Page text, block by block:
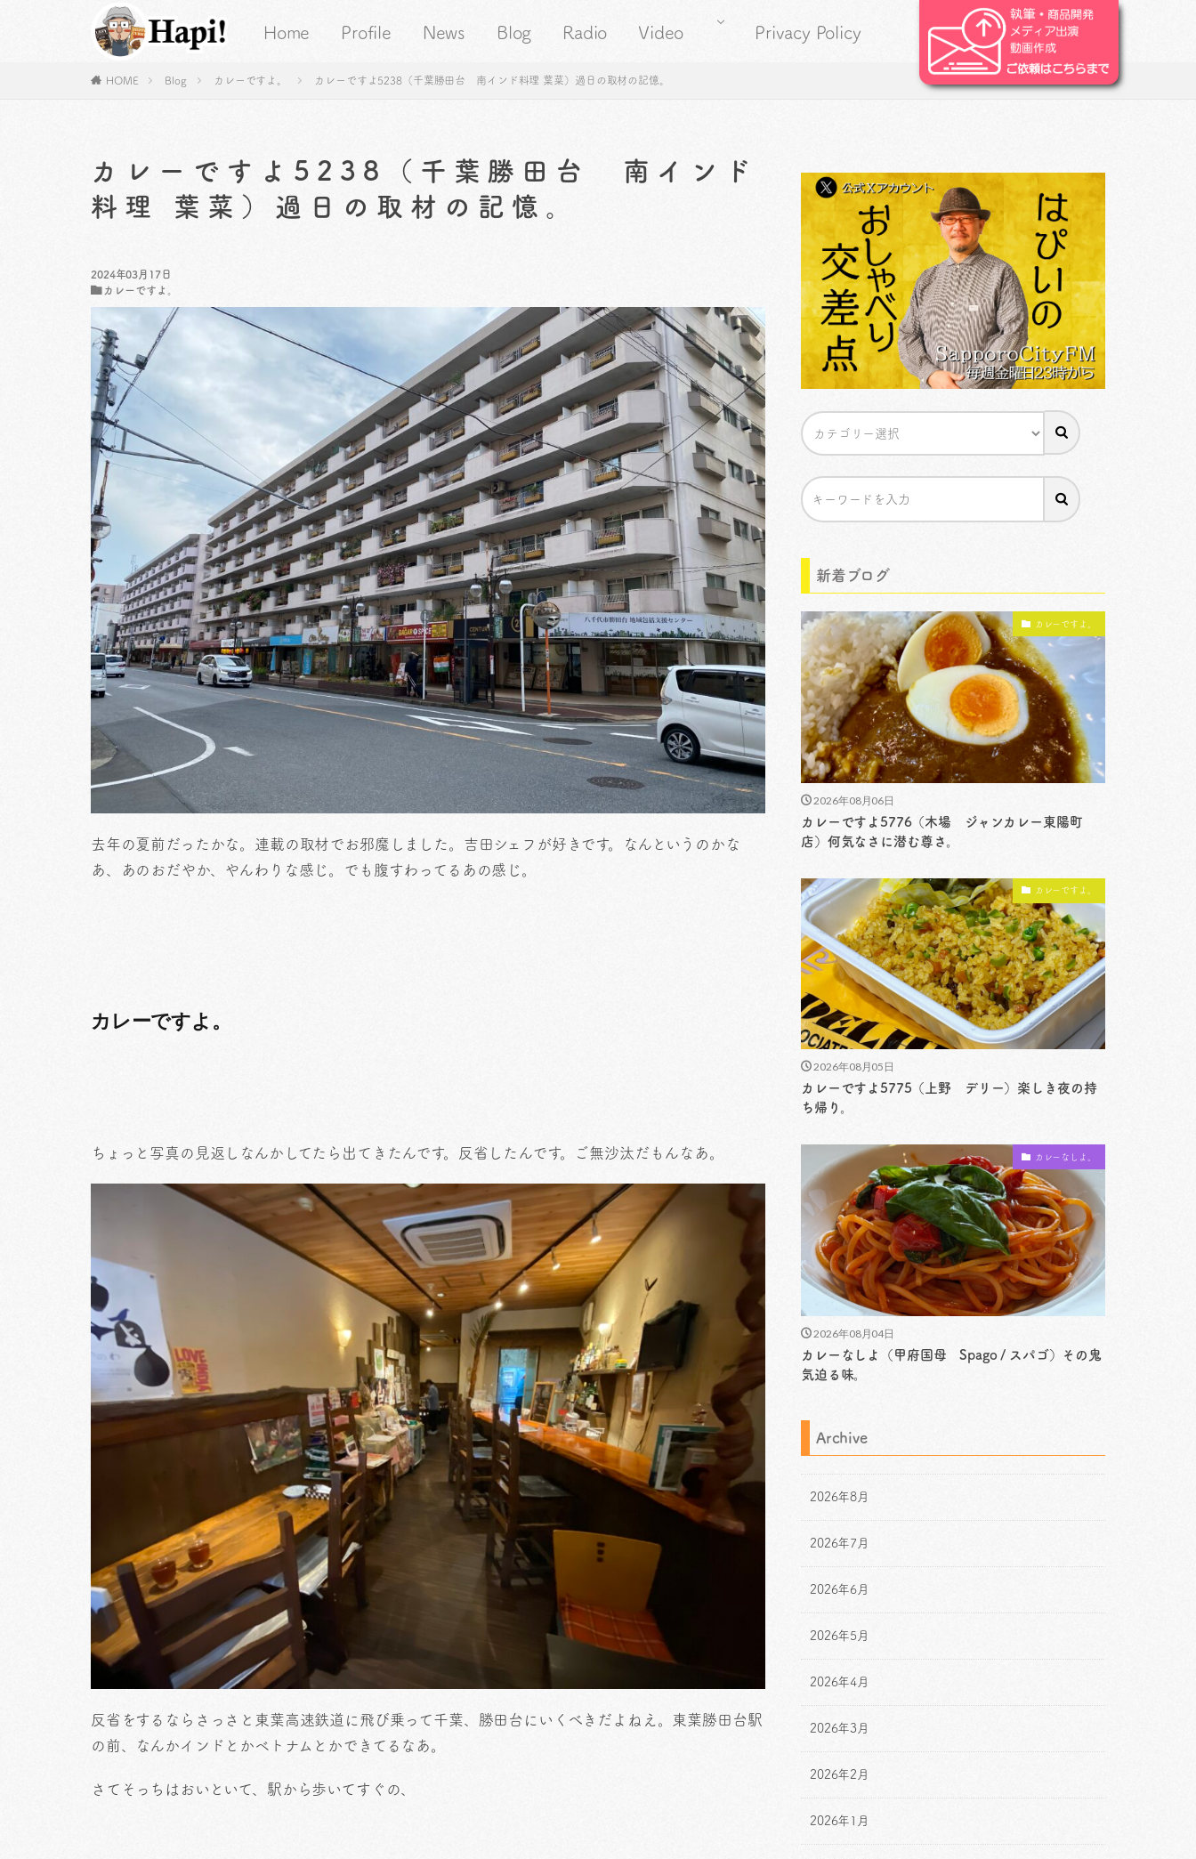
Home Profile News Blog Radio Video Privacy Policy
HOME Blog カレーですよ。 カレーですよ5238（千葉勝田台 南インド料理 葉菜）過日の取材の記憶。
カレーですよ5238（千葉勝田台 南インド
料理 葉菜）過日の取材の記憶。
2024年03月17日
カレーですよ。
去年の夏前だったかな。連載の取材でお邪魔しました。吉田シェフが好きです。なんというのかな
あ、あのおだやか、やんわりな感じ。でも腹すわってるあの感じ。
カレーですよ。
ちょっと写真の見返しなんかしてたら出てきたんです。反省したんです。ご無沙汰だもんなあ。
反省をするならさっさと東葉高速鉄道に飛び乗って千葉、勝田台にいくべきだよねえ。東葉勝田台駅
の前、なんかインドとかベトナムとかできてるなあ。
さてそっちはおいといて、駅から歩いてすぐの、
新着ブログ
カレーですよ。
2026年08月06日
カレーですよ5776（木場 ジャンカレー東陽町
店）何気なさに潜む尊さ。
カレーですよ。
2026年08月05日
カレーですよ5775（上野 デリー）楽しき夜の持
ち帰り。
カレーなしよ。
2026年08月04日
カレーなしよ（甲府国母 Spago / スパゴ）その鬼
気迫る味。
Archive
2026年8月
2026年7月
2026年6月
2026年5月
2026年4月
2026年3月
2026年2月
2026年1月